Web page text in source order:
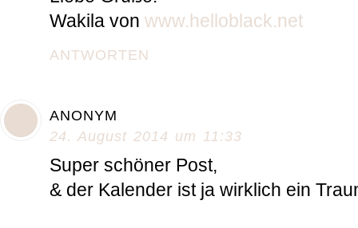
Wakila von www.helloblack.net
ANTWORTEN
ANONYM
24. August 2014 um 11:33
Super schöner Post,
& der Kalender ist ja wirklich ein